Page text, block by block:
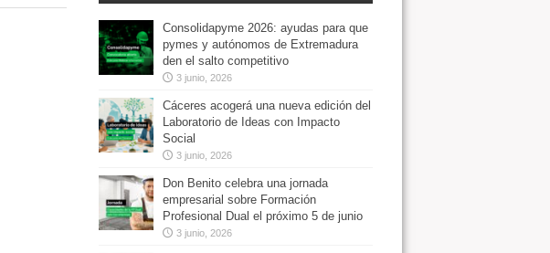
Consolidapyme 2026: ayudas para que
pymes y autónomos de Extremadura
den el salto competitivo
3 junio, 2026
Cáceres acogerá una nueva edición del
Laboratorio de Ideas con Impacto
Social
3 junio, 2026
Don Benito celebra una jornada
empresarial sobre Formación
Profesional Dual el próximo 5 de junio
3 junio, 2026